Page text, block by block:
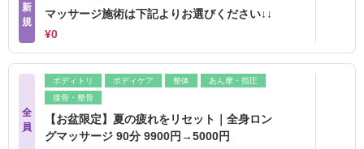
新
規
マッサージ施術は下記よりお選びください↓↓
¥0
全
員
ボディトリ ボディケア 整体
あん摩・指圧
接骨・整骨
【お盆限定】夏の疲れをリセット｜全身ロン
グマッサージ 90分 9900円→5000円